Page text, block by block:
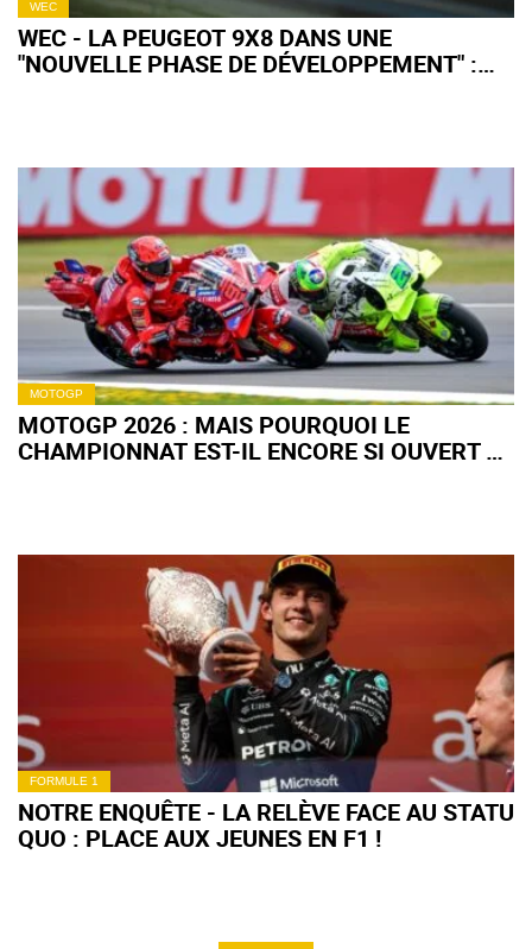
WEC
WEC - LA PEUGEOT 9X8 DANS UNE
"NOUVELLE PHASE DE DÉVELOPPEMENT" :
MOTOGP
MOTOGP 2026 : MAIS POURQUOI LE
CHAMPIONNAT EST-IL ENCORE SI OUVERT À
FORMULE 1
NOTRE ENQUÊTE - LA RELÈVE FACE AU STATU
QUO : PLACE AUX JEUNES EN F1 !